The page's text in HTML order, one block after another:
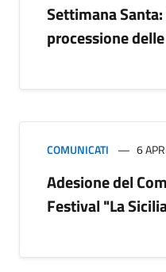
Settimana
processione
COMUNICATI 6
Adesione del
Festival "La